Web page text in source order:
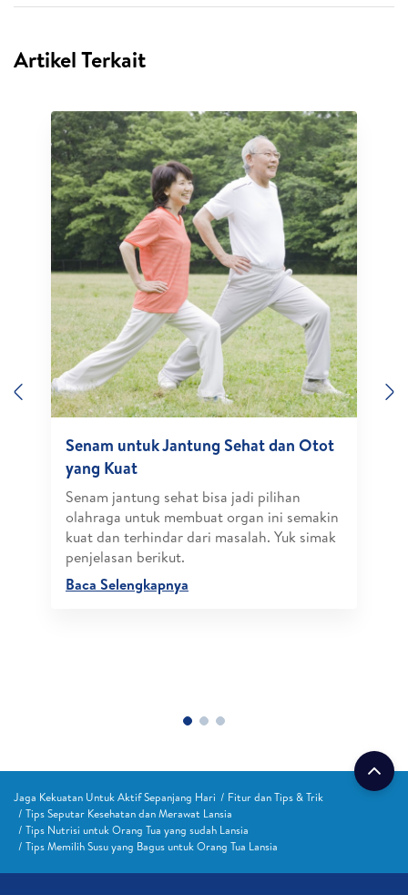
Artikel Terkait
Previous
Senam untuk Jantung Sehat dan Otot
yang Kuat
Senam jantung sehat bisa jadi pilihan
olahraga untuk membuat organ ini semakin
kuat dan terhindar dari masalah. Yuk simak
penjelasan berikut.
Baca Selengkapnya
Jaga Kekuatan Untuk Aktif Sepanjang Hari
Fitur dan Tips & Trik
Tips Seputar Kesehatan dan Merawat Lansia
Tips Nutrisi untuk Orang Tua yang sudah Lansia
Tips Memilih Susu yang Bagus untuk Orang Tua Lansia